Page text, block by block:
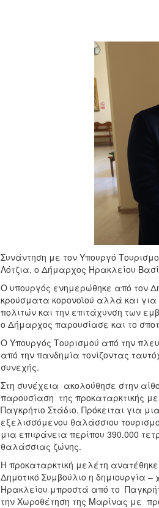
Συνάντηση με τον Υπουργό
Λότζια, ο Δήμαρχος Ηρακλείου
Ο υπουργός ενημερώθηκε από τον
κρούσματα κορονοϊού αλλά και
πολιτών και την επιτάχυνση των
ο Δήμαρχος παρουσίασε και το
Ο Υπουργός Τουρισμού από την
από την πανδημία τονίζοντας
συνεχής.
Στη συνέχεια ακολούθησε στην
παρουσίαση της προκαταρκτικής
Παγκρήτιο Στάδιο. Πρόκειται για
εξελισσόμενου θαλάσσιου
μια επιφάνεια περίπου 390.000
θαλάσσιας ζώνης.
Η προκαταρκτική μελέτη
Δημοτικό Συμβούλιο η δημιουργία
Ηρακλείου μπροστά από το
την Χωροθέτηση της Μαρίνας με